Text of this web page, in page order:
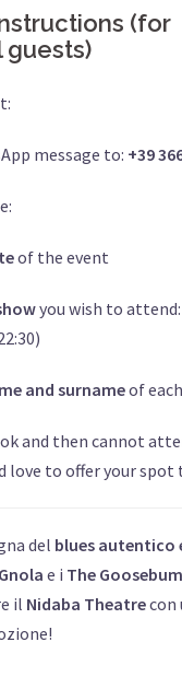
(for
guests)
message to: +39
of the event
you wish to
and surnameof
and then cannot
love to offer your spot
del blues autentico
e i The
il Nidaba Theatrecon